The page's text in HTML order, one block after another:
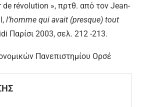
de révolution », πρτθ. από τον Jean-
l’homme qui avait (presque) tout
Παρίσι 2003, σελ. 212 -213.
Πανεπιστημίου Ορσέ